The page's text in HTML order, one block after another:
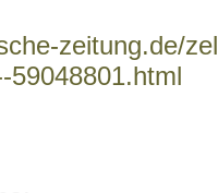
zeitung.de/
59048801.html